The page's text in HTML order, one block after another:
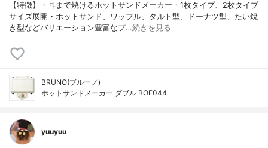
【特徴】・耳まで焼けるホットサンドメーカー・1枚タイプ、2枚タイプ
サイズ展開・ホットサンド、ワッフル、タルト型、ドーナツ型、たい焼
き型などバリエーション豊富なプ…続きを見る
BRUNO(ブルーノ)
ホットサンドメーカー ダブル BOE044
yuuyuu